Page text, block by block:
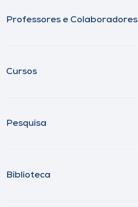
Professores e Colaboradores
Cursos
Pesquisa
Biblioteca